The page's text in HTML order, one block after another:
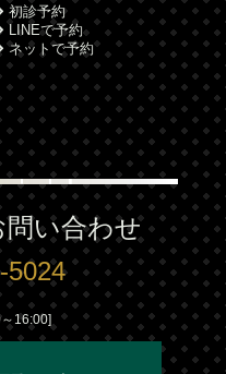
初診予約
LINEで予約
ネットで予約
い合わせ
5024
16:00]